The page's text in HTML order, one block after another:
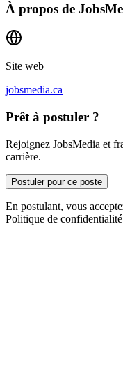
À propos de
Site web
jobsmedia.ca
Prêt à postuler ?
Rejoignez JobsMedia et
carrière.
Postuler pour ce poste
En postulant, vous
Politique de